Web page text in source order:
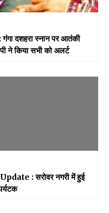
दशहरा स्नान पर आतंकी
ने किया सभी को अलर्ट
: सरोवर नगरी में हुई